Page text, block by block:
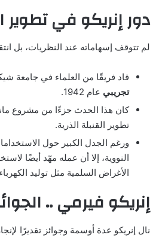
دور إنريكو في تطوير
لم تتوقف إسهاماته عند النظريات، بل
قاد فريقًا من العلماء في جامعة
تجريبي عام 1942.
كان هذا الحدث جزءًا من مشروع
تطوير القنبلة الذرية.
ورغم الجدل الكبير حول
النووية، إلا أن عمله مهّد أيضًا
الأغراض السلمية مثل توليد
إنريكو فيرمي ..
نال إنريكو عدة أوسمة وجوائز تقديرًا